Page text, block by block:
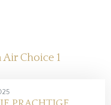
Choice 1